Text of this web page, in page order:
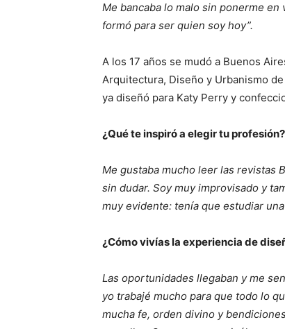
Me bancaba lo malo sin ponerme
formó para ser quien soy hoy”.
A los 17 años se mudó a Buenos
Arquitectura, Diseño y Urbanismo
ya diseñó para Katy Perry y
¿Qué te inspiró a elegir tu profesión?
Me gustaba mucho leer las revistas
sin dudar. Soy muy improvisado y
muy evidente: tenía que estudiar
¿Cómo vivías la experiencia de
Las oportunidades llegaban y me
yo trabajé mucho para que todo lo
mucha fe, orden divino y